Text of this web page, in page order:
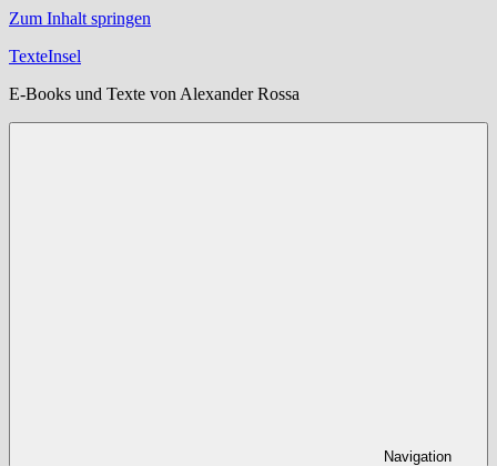
Zum Inhalt springen
TexteInsel
E-Books und Texte von Alexander Rossa
Navigation